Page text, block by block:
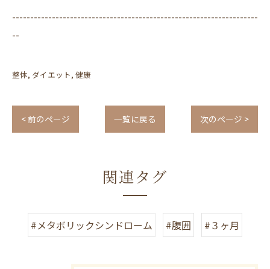
--------------------------------------------------------------------
--
整体 ダイエット 健康
< 前のページ 一覧に戻る 次のページ >
関連タグ
#メタボリックシンドローム #腹囲 #３ヶ月